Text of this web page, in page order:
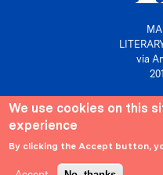
via
P. IVA
We use cookies on this
experience
By clicking the Accept button,